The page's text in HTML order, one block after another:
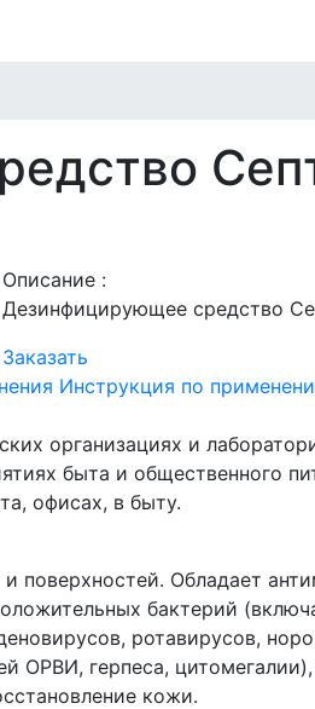
Описание :
Дезинфицирующее средство
Заказать
Инструкция по
организациях и
быта и общественного
офисах, в быту.
поверхностей. Обладает
бактерий
ротавирусов,
ОРВИ, герпеса,
кожи.